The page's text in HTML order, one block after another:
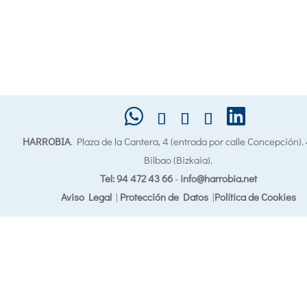
HARROBIA. Plaza de la Cantera, 4 (entrada por calle
Bilbao (Bizkaia).
Tel: 94 472 43 66- info@harrobia.net
Aviso Legal| Protección de Datos|Política de Cookies